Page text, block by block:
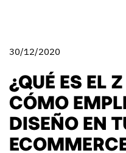
30/12/2020
¿QUÉ ES EL
CÓMO
DISEÑO EN